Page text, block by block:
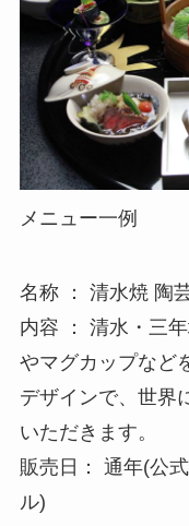
メニュー一例
名称 ： 清水焼 陶
内容 ： 清水・三
やマグカップなど
デザインで、世界
いただきます。
販売日： 通年(公
ル)